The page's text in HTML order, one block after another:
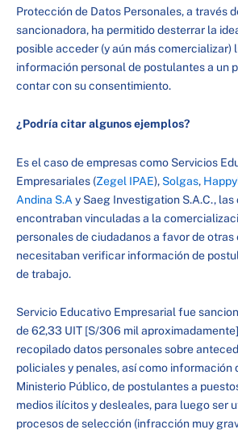
Protección de Datos Personales, a través
sancionadora, ha permitido desterrar la
posible acceder (y aún más comercializar)
información personal de postulantes a un
contar con su consentimiento.
¿Podría citar algunos ejemplos?
Es el caso de empresas como Servicios
Empresariales (Zegel IPAE), Solgas,
Andina S.A y Saeg Investigation S.A.C., las
encontraban vinculadas a la
personales de ciudadanos a favor de otras
necesitaban verificar información de
de trabajo.
Servicio Educativo Empresarial fue
de 62,33 UIT [S/306 mil
recopilado datos personales sobre
policiales y penales, así como información
Ministerio Público, de postulantes a
medios ilícitos y desleales, para luego ser
procesos de selección (infracción muy